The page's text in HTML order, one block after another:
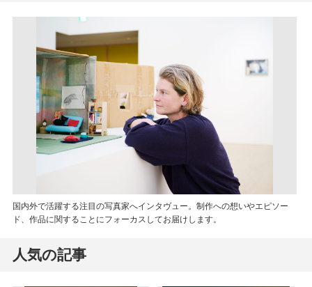
国内外で活躍する注目の写真家へインタヴュー。制作への想いやエピソー
ド、作品に関することにフォーカスしてお届けします。
人気の記事